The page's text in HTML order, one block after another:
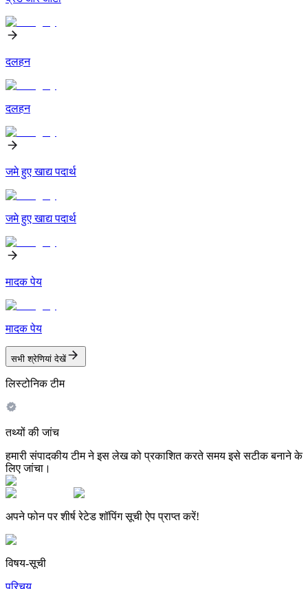
दलहन
दलहन
जमे हुए खाद्य पदार्थ
जमे हुए खाद्य पदार्थ
मादक पेय
मादक पेय
सभी श्रेणियां देखें
लिस्टोनिक टीम
तथ्यों की जांच
हमारी संपादकीय टीम ने इस लेख को प्रकाशित करते समय इसे सटीक बनाने के
लिए जांचा।
अपने फोन पर शीर्ष रेटेड शॉपिंग सूची ऐप प्राप्त करें!
विषय-सूची
परिचय